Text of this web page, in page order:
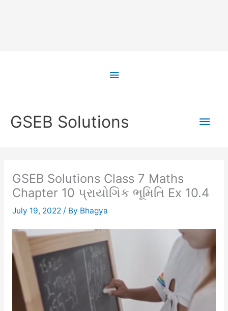
Above
GSEB Solutions
Main
GSEB Solutions Class 7 Maths
Chapter 10 પ્રાયોગિક ભૂમિતિ Ex 10.4
July 19, 2022 / By Bhagya